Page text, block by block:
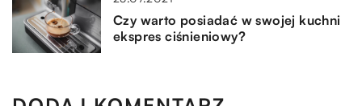
Czy warto posiadać w swojej kuchni
ekspres ciśnieniowy?